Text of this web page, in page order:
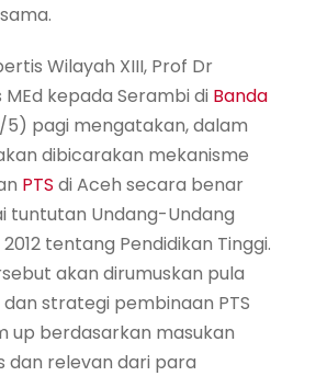
Wilayah XIII, Prof Dr
kepada Serambi di Banda
5) pagi mengatakan, dalam
dibicarakan mekanisme
PTS di Aceh secara benar
tuntutan Undang-Undang
tentang Pendidikan Tinggi.
akan dirumuskan pula
strategi pembinaan PTS
up berdasarkan masukan
dan relevan dari para